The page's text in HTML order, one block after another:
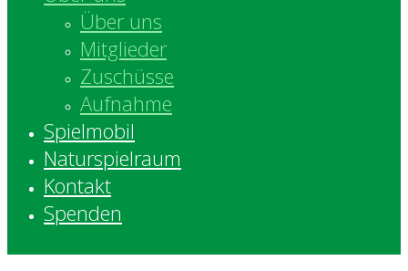
Über uns
Mitglieder
Zuschüsse
Aufnahme
Spielmobil
Naturspielraum
Kontakt
Spenden